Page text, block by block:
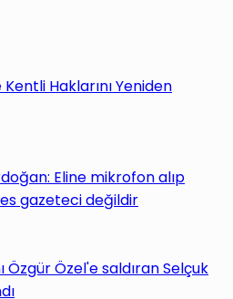
Haklarını Yeniden
Eline mikrofon alıp
gazeteci değildir
Özgür Özel'e saldıran Selçuk